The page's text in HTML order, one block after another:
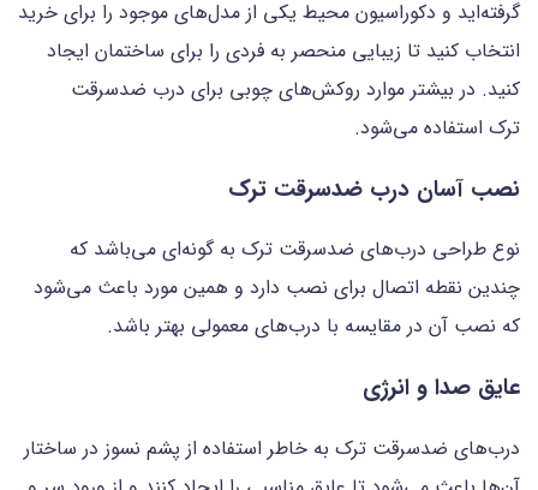
گرفته‌اید و دکوراسیون محیط یکی از مدل‌های موجود را برای خرید
انتخاب کنید تا زیبایی منحصر به فردی را برای ساختمان ایجاد
کنید. در بیشتر موارد روکش‌های چوبی برای درب ضدسرقت
ترک استفاده می‌شود.
نصب آسان درب ضدسرقت ترک
نوع طراحی درب‌های ضدسرقت ترک به گونه‌ای می‌باشد که
چندین نقطه اتصال برای نصب دارد و همین مورد باعث می‌شود
که نصب آن در مقایسه با درب‌های معمولی بهتر باشد.
عایق صدا و انرژی
درب‌های ضدسرقت ترک به خاطر استفاده از پشم نسوز در ساختار